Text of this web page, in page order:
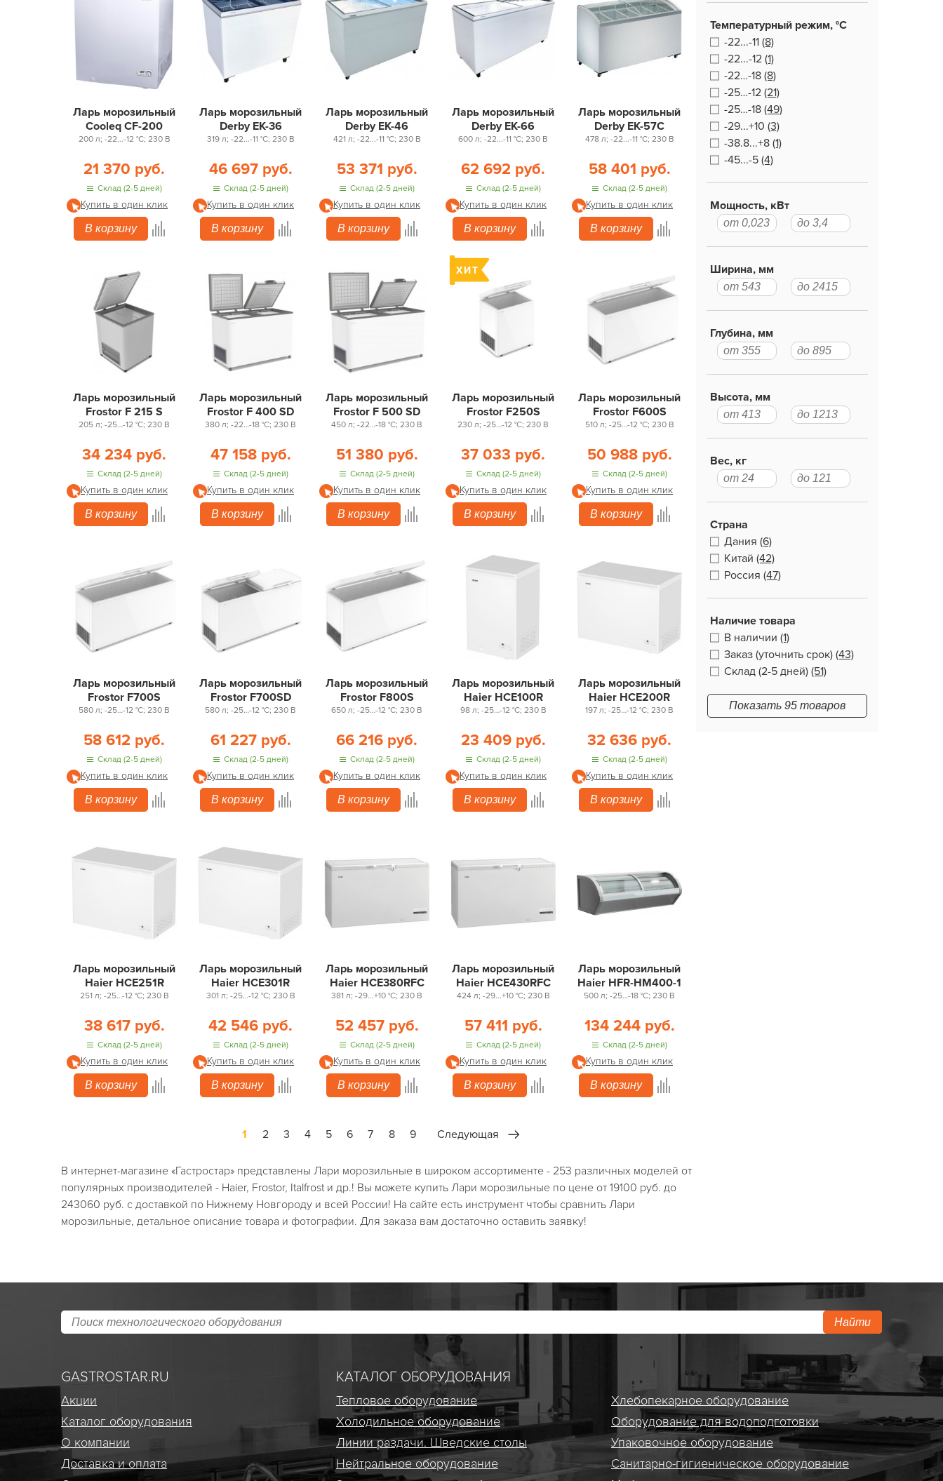
Температурный режим, °С
-22...-11 (8)
-22...-12 (1)
-22…-18 (8)
-25…-12 (21)
-25…-18 (49)
-29...+10 (3)
-38.8...+8 (1)
-45...-5 (4)
Мощность, кВт
Ширина, мм
Глубина, мм
Высота, мм
Вес, кг
Страна
Дания (6)
Китай (42)
Россия (47)
Наличие товара
В наличии (1)
Заказ (уточнить срок) (43)
Склад (2-5 дней) (51)
Показать 95 товаров
Ларь морозильный
Cooleq CF-200
200 л; -22...-12 °С; 230 В
21 370 руб.
Склад (2-5 дней)
Купить в один клик
В корзину
Ларь морозильный
Derby EK-36
319 л; -22...-11 °С; 230 В
46 697 руб.
Склад (2-5 дней)
Купить в один клик
В корзину
Ларь морозильный
Derby EK-46
421 л; -22...-11 °С; 230 В
53 371 руб.
Склад (2-5 дней)
Купить в один клик
В корзину
Ларь морозильный
Derby EK-66
600 л; -22...-11 °С; 230 В
62 692 руб.
Склад (2-5 дней)
Купить в один клик
В корзину
Ларь морозильный
Derby ЕК-57С
478 л; -22...-11 °С; 230 В
58 401 руб.
Склад (2-5 дней)
Купить в один клик
В корзину
Ларь морозильный
Frostor F 215 S
205 л; -25…-12 °С; 230 В
34 234 руб.
Склад (2-5 дней)
Купить в один клик
В корзину
Ларь морозильный
Frostor F 400 SD
380 л; -22…-18 °С; 230 В
47 158 руб.
Склад (2-5 дней)
Купить в один клик
В корзину
Ларь морозильный
Frostor F 500 SD
450 л; -22…-18 °С; 230 В
51 380 руб.
Склад (2-5 дней)
Купить в один клик
В корзину
Ларь морозильный
Frostor F250S
230 л; -25…-12 °С; 230 В
37 033 руб.
Склад (2-5 дней)
Купить в один клик
В корзину
Ларь морозильный
Frostor F600S
510 л; -25…-12 °С; 230 В
50 988 руб.
Склад (2-5 дней)
Купить в один клик
В корзину
Ларь морозильный
Frostor F700S
580 л; -25…-12 °С; 230 В
58 612 руб.
Склад (2-5 дней)
Купить в один клик
В корзину
Ларь морозильный
Frostor F700SD
580 л; -25…-12 °С; 230 В
61 227 руб.
Склад (2-5 дней)
Купить в один клик
В корзину
Ларь морозильный
Frostor F800S
650 л; -25…-12 °С; 230 В
66 216 руб.
Склад (2-5 дней)
Купить в один клик
В корзину
Ларь морозильный
Haier HCE100R
98 л; -25…-12 °С; 230 В
23 409 руб.
Склад (2-5 дней)
Купить в один клик
В корзину
Ларь морозильный
Haier HCE200R
197 л; -25…-12 °С; 230 В
32 636 руб.
Склад (2-5 дней)
Купить в один клик
В корзину
Ларь морозильный
Haier HCE251R
251 л; -25…-12 °С; 230 В
38 617 руб.
Склад (2-5 дней)
Купить в один клик
В корзину
Ларь морозильный
Haier HCE301R
301 л; -25…-12 °С; 230 В
42 546 руб.
Склад (2-5 дней)
Купить в один клик
В корзину
Ларь морозильный
Haier HCE380RFC
381 л; -29...+10 °С; 230 В
52 457 руб.
Склад (2-5 дней)
Купить в один клик
В корзину
Ларь морозильный
Haier HCE430RFC
424 л; -29...+10 °С; 230 В
57 411 руб.
Склад (2-5 дней)
Купить в один клик
В корзину
Ларь морозильный
Haier HFR-HM400-1
500 л; -25…-18 °С; 230 В
134 244 руб.
Склад (2-5 дней)
Купить в один клик
В корзину
1 2 3 4 5 6 7 8 9 Следующая
В интернет-магазине «Гастростар» представлены Лари морозильные в широком ассортименте - 253 различных моделей от
популярных производителей - Haier, Frostor, Italfrost и др.! Вы можете купить Лари морозильные по цене от 19100 руб. до
243060 руб. с доставкой по Нижнему Новгороду и всей России! На сайте есть инструмент чтобы сравнить Лари
морозильные, детальное описание товара и фотографии. Для заказа вам достаточно оставить заявку!
Найти
GASTROSTAR.RU
Акции
Каталог оборудования
О компании
Доставка и оплата
КАТАЛОГ ОБОРУДОВАНИЯ
Тепловое оборудование
Холодильное оборудование
Линии раздачи. Шведские столы
Нейтральное оборудование
Хлебопекарное оборудование
Оборудование для водоподготовки
Упаковочное оборудование
Санитарно-гигиеническое оборудование